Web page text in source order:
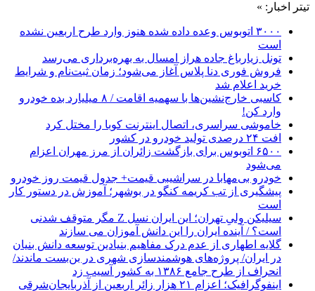
تیتر اخبار: »
۳۰۰۰ اتوبوس وعده داده شده هنوز وارد طرح اربعین نشده
است
تونل زیارباغ جاده هراز امسال به بهره‌برداری می‌رسد
فروش فوری دنا پلاس آغاز می‌شود؛ زمان ثبت‌نام و شرایط
خرید اعلام شد
کاسبی خارج‌نشین‌ها با سهمیه اقامت / ۸ میلیارد بده خودرو
وارد کن!
خاموشی سراسری، اتصال اینترنت کوبا را مختل کرد
افت ۲۴ درصدی تولید خودرو در کشور
۶۵۰۰ اتوبوس برای بازگشت زائران از مرز مهران اعزام
می‌شود
خودرو بی‌مهابا در سراشیبی قیمت+ جدول قیمت روز خودرو
پیشگیری از تب کریمه کنگو در بوشهر؛ آموزش در دستور کار
است
سیلیکن ولیِ تهران؛ این ایران نسل Z مگر متوقف شدنی
است؟ / آینده ایران را این دانش آموزان می سازند
گلایه اطهاری از عدم درک مفاهیم بنیادین توسعه دانش بنیان
در ایران/ پروژه‌های هوشمندسازی شهری در بن‌بست ماندند/
انحراف از طرح جامع ۱۳۸۶ به کشور آسیب زد
اینفوگرافیک؛ اعزام ۲۱ هزار زائر اربعین از آذربایجان‌شرقی